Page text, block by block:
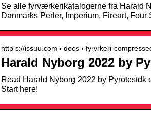
Se alle fyrværkerikatalogerne fra Harald
Danmarks Perler, Imperium, Fireart, Four
http s://issuu.com › docs › fyrvrkeri-
Harald Nyborg 2022 by
Read Harald Nyborg 2022 by Pyrotestdk
Start here!